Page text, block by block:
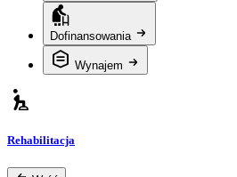
Dofinansowania
Wynajem
Rehabilitacja